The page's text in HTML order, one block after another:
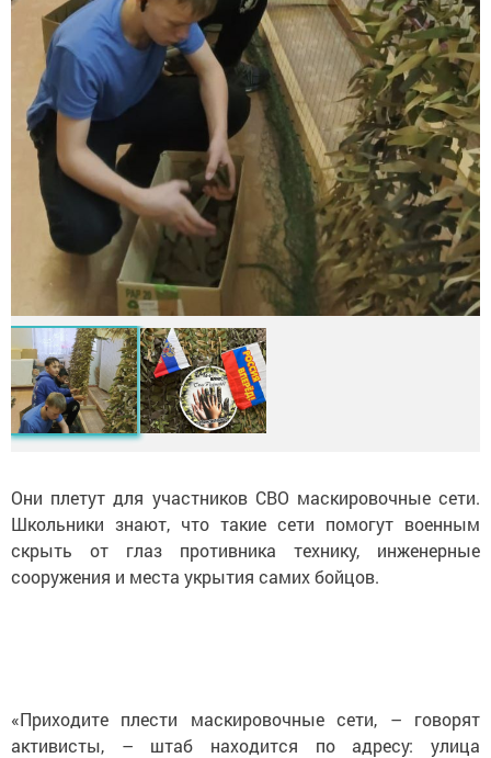
Они плетут для участников СВО маскировочные сети.
Школьники знают, что такие сети помогут военным
скрыть от глаз противника технику, инженерные
сооружения и места укрытия самих бойцов.
«Приходите плести маскировочные сети, – говорят
активисты, – штаб находится по адресу: улица